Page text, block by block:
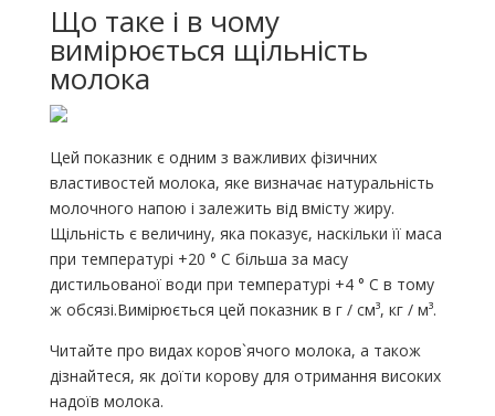
Що таке і в чому
вимірюється щільність
молока
Цей показник є одним з важливих фізичних
властивостей молока, яке визначає натуральність
молочного напою і залежить від вмісту жиру.
Щільність є величину, яка показує, наскільки її маса
при температурі +20 ° С більша за масу
дистильованої води при температурі +4 ° С в тому
ж обсязі.Вимірюється цей показник в г / см³, кг / м³.
Читайте про видах коров`ячого молока, а також
дізнайтеся, як доїти корову для отримання високих
надоїв молока.